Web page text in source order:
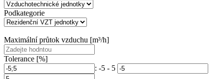
Podkategorie
Maximální průtok vzduchu [m³/h]
Tolerance [%]
: -5 - 5